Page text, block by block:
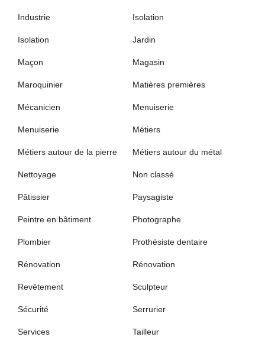
Industrie Isolation
Isolation Jardin
Maçon Magasin
Maroquinier Matières premières
Mécanicien Menuiserie
Menuiserie Métiers
Métiers autour de la pierre Métiers autour du métal
Nettoyage Non classé
Pâtissier Paysagiste
Peintre en bâtiment Photographe
Plombier Prothésiste dentaire
Rénovation Rénovation
Revêtement Sculpteur
Sécurité Serrurier
Services Tailleur